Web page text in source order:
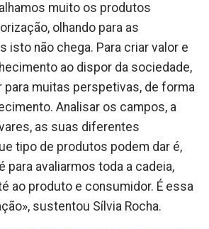
muito os produtos
olhando para as
isto não chega. Para criar valor e
ao dispor da sociedade,
para muitas perspetivas, de forma
Analisar os campos, a
as suas diferentes
tipo de produtos podem dar é,
para avaliarmos toda a cadeia,
ao produto e consumidor. É essa
sustentou Sílvia Rocha.